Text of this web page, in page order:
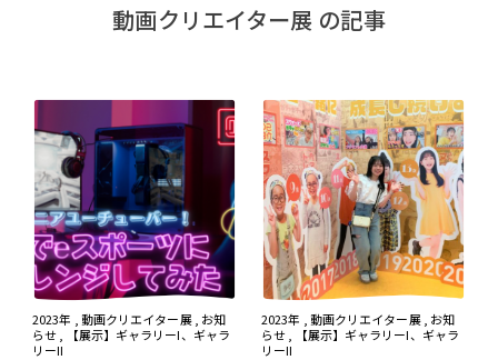
動画クリエイター展 の記事
2023年 , 動画クリエイター展 , お知
らせ , 【展示】ギャラリーI、ギャラ
リーII
2023年 , 動画クリエイター展 , お知
らせ , 【展示】ギャラリーI、ギャラ
リーII